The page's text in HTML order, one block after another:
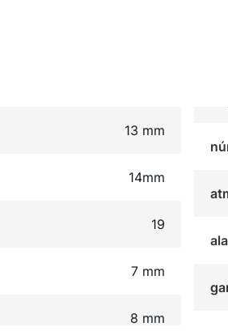
13 mm
14mm
19
7 mm
8 mm